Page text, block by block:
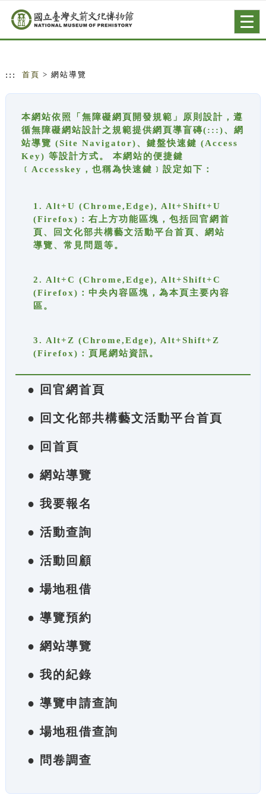
跳到主要內容
網站導覽
::: 首頁 > 網站導覽
本網站依照「無障礙網頁開發規範」原則設計，遵
循無障礙網站設計之規範提供網頁導盲磚(:::)、網
站導覽 (Site Navigator)、鍵盤快速鍵 (Access
Key) 等設計方式。 本網站的便捷鍵
﹝Accesskey，也稱為快速鍵﹞設定如下：
1. Alt+U (Chrome,Edge), Alt+Shift+U
(Firefox)：右上方功能區塊，包括回官網首
頁、回文化部共構藝文活動平台首頁、網站
導覽、常見問題等。
2. Alt+C (Chrome,Edge), Alt+Shift+C
(Firefox)：中央內容區塊，為本頁主要內容
區。
3. Alt+Z (Chrome,Edge), Alt+Shift+Z
(Firefox)：頁尾網站資訊。
● 回官網首頁
● 回文化部共構藝文活動平台首頁
● 回首頁
● 網站導覽
● 我要報名
● 活動查詢
● 活動回顧
● 場地租借
● 導覽預約
● 網站導覽
● 我的紀錄
● 導覽申請查詢
● 場地租借查詢
● 問卷調查